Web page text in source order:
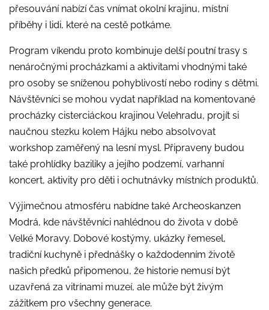
přesouvání nabízí čas vnímat okolní krajinu, místní
příběhy i lidi, které na cestě potkáme.
Program víkendu proto kombinuje delší poutní trasy s
nenáročnými procházkami a aktivitami vhodnými také
pro osoby se sníženou pohyblivostí nebo rodiny s dětmi.
Návštěvníci se mohou vydat například na komentované
procházky cisterciáckou krajinou Velehradu, projít si
naučnou stezku kolem Hájku nebo absolvovat
workshop zaměřený na lesní mysl. Připraveny budou
také prohlídky baziliky a jejího podzemí, varhanní
koncert, aktivity pro děti i ochutnávky místních produktů.
Výjimečnou atmosféru nabídne také Archeoskanzen
Modrá, kde návštěvníci nahlédnou do života v době
Velké Moravy. Dobové kostýmy, ukázky řemesel,
tradiční kuchyně i přednášky o každodenním životě
našich předků připomenou, že historie nemusí být
uzavřená za vitrínami muzeí, ale může být živým
zážitkem pro všechny generace.